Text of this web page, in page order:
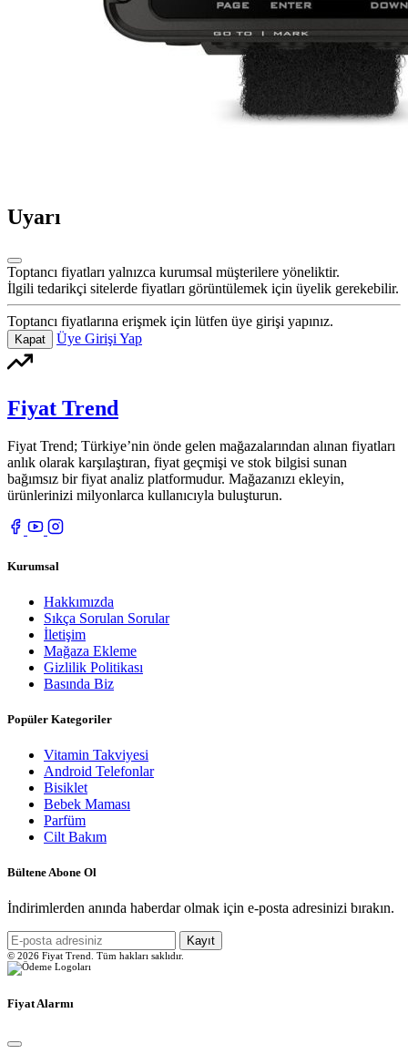
Uyarı
Toptancı fiyatları yalnızca kurumsal müşterilere yöneliktir.
İlgili tedarikçi sitelerde fiyatları görüntülemek için üyelik gerekebilir.
Toptancı fiyatlarına erişmek için lütfen üye girişi yapınız.
Kapat Üye Girişi Yap
Fiyat Trend
Fiyat Trend; Türkiye’nin önde gelen mağazalarından alınan fiyatları
anlık olarak karşılaştıran, fiyat geçmişi ve stok bilgisi sunan
bağımsız bir fiyat analiz platformudur. Mağazanızı ekleyin,
ürünlerinizi milyonlarca kullanıcıyla buluşturun.
Kurumsal
Hakkımızda
Sıkça Sorulan Sorular
İletişim
Mağaza Ekleme
Gizlilik Politikası
Basında Biz
Popüler Kategoriler
Vitamin Takviyesi
Android Telefonlar
Bisiklet
Bebek Maması
Parfüm
Cilt Bakım
Bültene Abone Ol
İndirimlerden anında haberdar olmak için e-posta adresinizi bırakın.
Kayıt
© 2026 Fiyat Trend. Tüm hakları saklıdır.
Fiyat Alarmı